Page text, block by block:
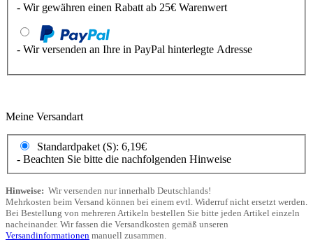
- Wir gewähren einen Rabatt ab 25€ Warenwert
- Wir versenden an Ihre in PayPal hinterlegte Adresse
Meine Versandart
Standardpaket (S): 6,19€
- Beachten Sie bitte die nachfolgenden Hinweise
Hinweise: Wir versenden nur innerhalb Deutschlands!
Mehrkosten beim Versand können bei einem evtl. Widerruf nicht ersetzt werden.
Bei Bestellung von mehreren Artikeln bestellen Sie bitte jeden Artikel einzeln
nacheinander. Wir fassen die Versandkosten gemäß unseren
Versandinformationen manuell zusammen.